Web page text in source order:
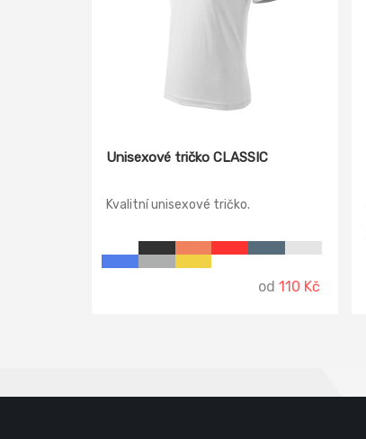
Unisexové tričko CLASSIC
Kvalitní unisexové tričko.
od 110 Kč